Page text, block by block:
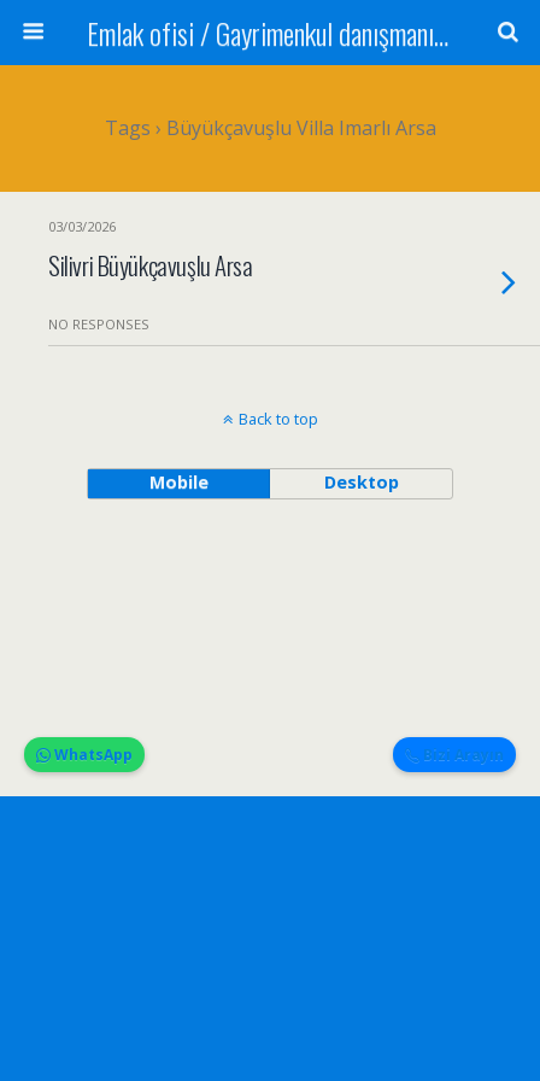
Emlak ofisi / Gayrimenkul danışmanı Satılık daire / Kiralık daire Satılık arsa / Tarla Satılık dükkan / Mağaza Devren satılık işyeri Depo ve antrepo Yatırım: Yatırımlık arsa
Tags › Büyükçavuşlu Villa Imarlı Arsa
03/03/2026
Silivri Büyükçavuşlu Arsa
NO RESPONSES
Back to top
Mobile Desktop
Bizi Arayın
WhatsApp